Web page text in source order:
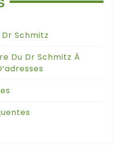
Schmitz
Du Dr Schmitz À